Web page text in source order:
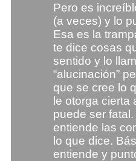
Pero es
(a veces) y lo
Esa es la
te dice cosas
sentido y lo
“alucinación”
que se cree lo
le otorga cierta
puede ser
entiende las
lo que dice.
entiende y